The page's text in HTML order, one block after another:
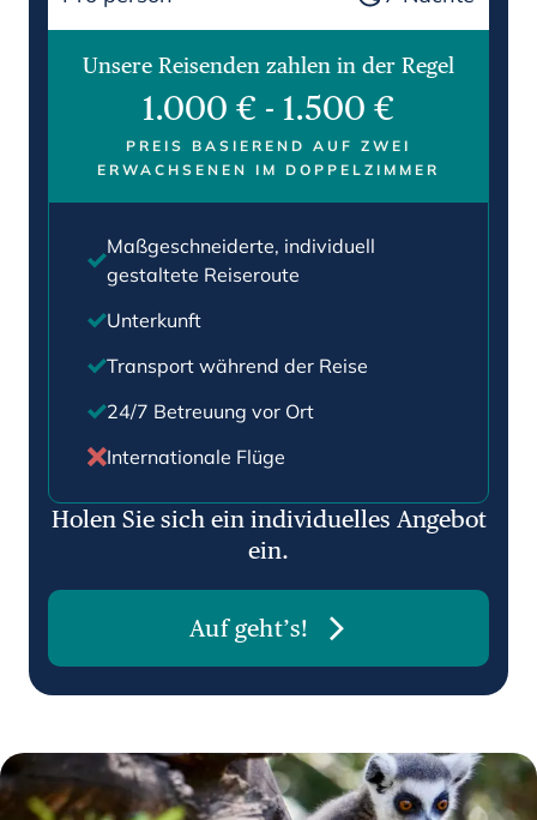
Unsere Reisenden zahlen in der Regel
1.000 € - 1.500 €
PREIS BASIEREND AUF ZWEI
ERWACHSENEN IM DOPPELZIMMER
Maßgeschneiderte, individuell
gestaltete Reiseroute
Unterkunft
Transport während der Reise
24/7 Betreuung vor Ort
Internationale Flüge
Holen Sie sich ein individuelles Angebot
ein.
Auf geht’s!